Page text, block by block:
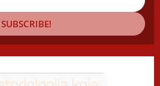
SUBSCRIBE!